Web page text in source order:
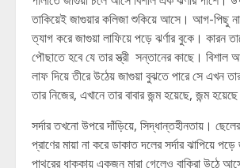
তাকিয়েই জাগুয়ার কলিজা শুকিয়ে আসে। আগ-পিছু না
ত্যাগ করে জাগুয়া লাফিয়ে পড়ে ঝর্ণার বুকে। কারন
পৌছাতে হবে যে তার স্ত্রী সন্তানের কাছে। বিশাল
লাফ দিয়ে তীরে উঠেয় জাগুয়া বুঝতে পারে সে এখন
তার নিজের, এখানে তার বাবার জন্ম হয়েছে, জন্ম হয়েছে
সর্দার তখনো উপরে দাঁড়িয়ে, সিদ্ধান্তহীনতায়।
প্রাণের মায়া না করে ডাকাত দলের সর্দার ঝাপিয়ে
পাথরের ধাক্কায় একজন মারা গেলেও বাকিরা উঠে